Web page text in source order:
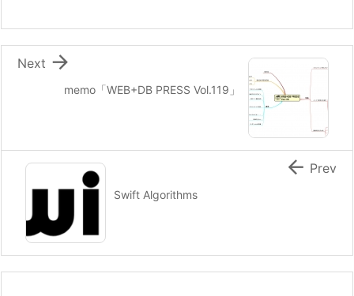
memo「WEB+DB PRESS Vol.119」

Next
Swift Algorithms
 Prev